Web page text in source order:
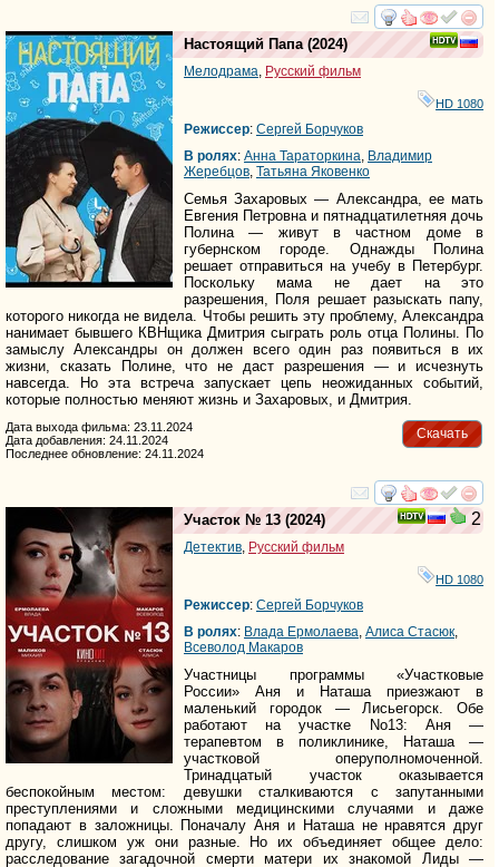
смотреть
Настоящий Папа (2024)
Мелодрама Русский фильм
HD 1080
Режиссер: Сергей Борчуков
В ролях: Анна Тараторкина Владимир
Жеребцов Татьяна Яковенко
Семья Захаровых — Александра, ее мать
Евгения Петровна и пятнадцатилетняя дочь
Полина — живут в частном доме в
губернском городе. Однажды Полина
решает отправиться на учебу в Петербург.
Поскольку мама не дает на это
разрешения, Поля решает разыскать папу,
которого никогда не видела. Чтобы решить эту проблему, Александра
нанимает бывшего КВНщика Дмитрия сыграть роль отца Полины. По
замыслу Александры он должен всего один раз появиться в их
жизни, сказать Полине, что не даст разрешения — и исчезнуть
навсегда. Но эта встреча запускает цепь неожиданных событий,
которые полностью меняют жизнь и Захаровых, и Дмитрия.
Скачать
Дата выхода фильма: 23.11.2024
Дата добавления: 24.11.2024
Последнее обновление: 24.11.2024
смотреть
2
Участок № 13 (2024)
Детектив Русский фильм
HD 1080
Режиссер: Сергей Борчуков
В ролях: Влада Ермолаева Алиса Стасюк
Всеволод Макаров
Участницы программы «Участковые
России» Аня и Наташа приезжают в
маленький городок — Лисьегорск. Обе
работают на участке No13: Аня —
терапевтом в поликлинике, Наташа —
участковой оперуполномоченной.
Тринадцатый участок оказывается
беспокойным местом: девушки сталкиваются с запутанными
преступлениями и сложными медицинскими случаями и даже
попадают в заложницы. Поначалу Аня и Наташа не нравятся друг
другу, слишком уж они разные. Но их объединяет общее дело:
расследование загадочной смерти матери их знакомой Лиды —